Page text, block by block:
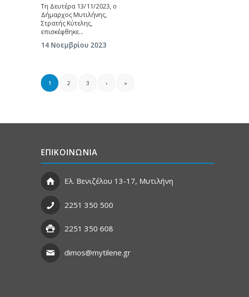
Τη Δευτέρα 13/11/2023, ο
Δήμαρχος Μυτιλήνης,
Στρατής Κύτελης,
επισκέφθηκε…
14 Νοεμβρίου 2023
1 2 3 › »
ΕΠΙΚΟΙΝΩΝΙΑ
Ελ. Βενιζέλου 13-17, Μυτιλήνη
2251 350 500
2251 350 608
dimos@mytilene.gr